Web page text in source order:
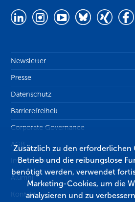
Newsletter
Presse
Datenschutz
Barrierefreiheit
Corporate Governance
AGB
Impressum
Alumni
Kontakt
Zusätzlich zu den erforderlichen
Betrieb und die reibungslose
benötigt werden, verwendet
Marketing-Cookies, um die
analysieren und zu